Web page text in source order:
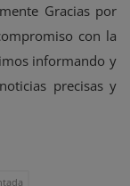
Gracias por
con la
informando y
precisas y